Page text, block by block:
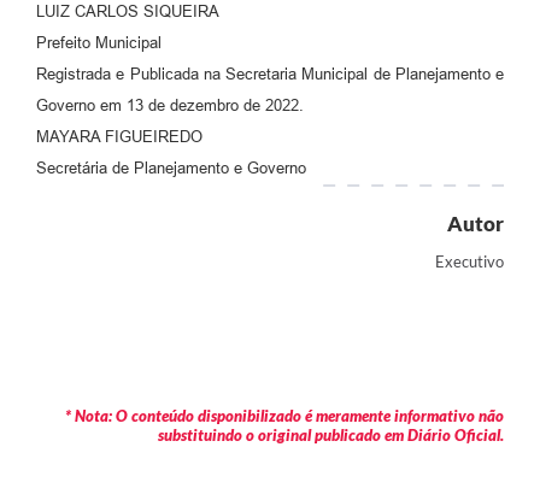
LUIZ CARLOS SIQUEIRA
Prefeito Municipal
Registrada e Publicada na Secretaria Municipal de Planejamento e
Governo em 13 de dezembro de 2022.
MAYARA FIGUEIREDO
Secretária de Planejamento e Governo
Autor
Executivo
* Nota: O conteúdo disponibilizado é meramente informativo não
substituindo o original publicado em Diário Oficial.